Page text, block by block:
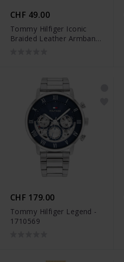
CHF 49.00
Tommy Hilfiger Iconic
Braided Leather Armband
CHF 179.00
Tommy Hilfiger Legend -
1710569